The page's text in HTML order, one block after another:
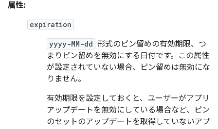
属性:
expiration
yyyy-MM-dd 形式のピン留めの有効期限、つ
まりピン留めを無効にする日付です。この属性
が設定されていない場合、ピン留めは無効にな
りません。
有効期限を設定しておくと、ユーザーがアプリ
アップデートを無効にしている場合など、ピン
のセットのアップデートを取得していないアプ